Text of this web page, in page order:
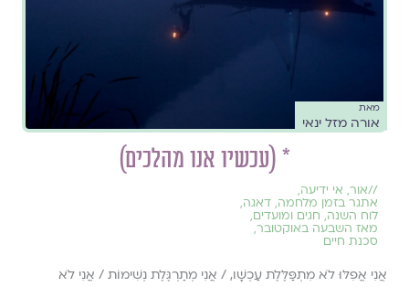
מאת
אורה מזל ינאי
* (עכשיו אנו מהלכים)
//אור, אי ידיעה,
אתגר בזמן מלחמה, דאגה,
לוח השנה, חגים ומועדים,
מאז השבעה באוקטובר,
סכנת חיים
אֲנִי אֲפִלּוּ לֹא מִתְפַּלֶּלֶת עַכְשָׁו, / אֲנִי מְתַרְגֶּלֶת נְשִׁימוֹת / אֲנִי לֹא